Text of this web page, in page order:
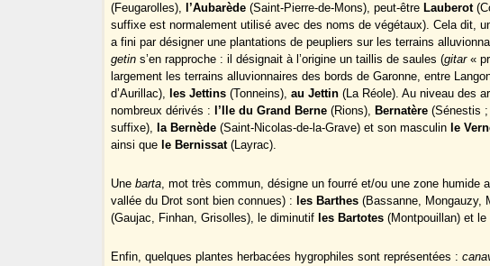
(Feugarolles), l’Aubarède (Saint-Pierre-de-Mons), peut-être Lauberot
suffixe est normalement utilisé avec des noms de végétaux). Cela dit,
a fini par désigner une plantations de peupliers sur les terrains
getin s’en rapproche : il désignait à l’origine un taillis de saules (gitar«
largement les terrains alluvionnaires des bords de Garonne, entre
d’Aurillac), les Jettins (Tonneins),au Jettin (La Réole). Au niveau des
nombreux dérivés : l’Ile du Grand Berne (Rions), Bernatère (Sénestis
suffixe), la Bernède(Saint-Nicolas-de-la-Grave) et son masculin le
ainsi que le Bernissat(Layrac).
Unebarta, mot très commun, désigne un fourré et/ou une zone humide
vallée du Drot sont bien connues) : les Barthes (Bassanne, Mongauzy,
(Gaujac, Finhan, Grisolles), le diminutif les Bartotes (Montpouillan) et
Enfin, quelques plantes herbacées hygrophiles sont représentées :